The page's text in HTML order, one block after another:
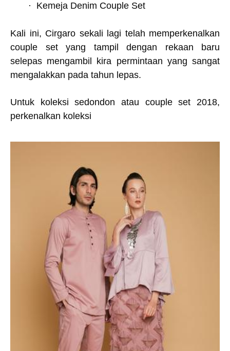
·
Kemeja Denim Couple Set
Kali ini, Cirgaro sekali lagi telah memperkenalkan
couple set yang tampil dengan rekaan baru
selepas mengambil kira permintaan yang sangat
mengalakkan pada tahun lepas.
Untuk koleksi sedondon atau couple set 2018,
perkenalkan koleksi